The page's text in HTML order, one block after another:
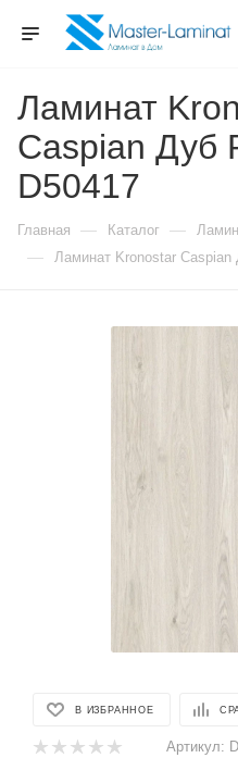
Ламинат
Caspian Дуб
D50417
Главная — Каталог —
— Ламинат Kronostar
В ИЗБРАННОЕ
Артикул: